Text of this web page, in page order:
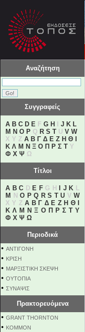
Αναζήτηση
Συγγραφείς
A B C D E F G H J K L
M N O P Q R S T U V W
X Y Z Α Β Γ Δ Ε Ζ Η Θ
Κ Λ Μ Ν Ξ Ο Π Ρ Σ Τ Υ
Φ Χ Ψ Ω
Τίτλοι
A B C D E FG H J K L
M
N O P Q R S T U V W
X Y ZΑ Β Γ Δ Ε Ζ Η Θ
Κ Λ Μ Ν Ξ Ο Π Ρ Σ Τ Υ
Φ Χ Ψ Ω
Περιοδικά
• ΑΝΤΙΓΟΝΗ
• ΚΡΙΣΗ
• ΜΑΡΞΙΣΤΙΚΗ ΣΚΕΨΗ
• ΟΥΤΟΠΙΑ
• ΣΥΝΑΨΙΣ
Πρακτορευόμενα
• GRANT THORNTON
• KOMMON